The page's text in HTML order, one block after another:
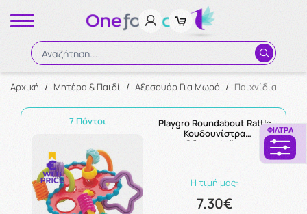
Αναζήτηση...
Αναζήτηση
Αρχική / Μητέρα & Παιδί / Αξεσουάρ Για Μωρό / Παιχνίδια
ΦΊΛΤΡΑ
7 Πόντοι
Playgro Roundabout Rattle
Κουδουνίστρα
Οδοντοφυϊας
Η τιμή μας:
7.30€